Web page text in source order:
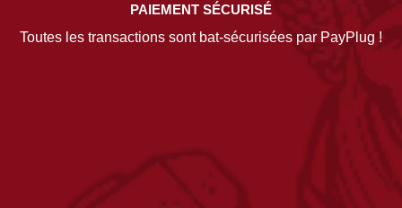
PAIEMENT SÉCURISÉ
Toutes les transactions sont bat-sécurisées par PayPlug !